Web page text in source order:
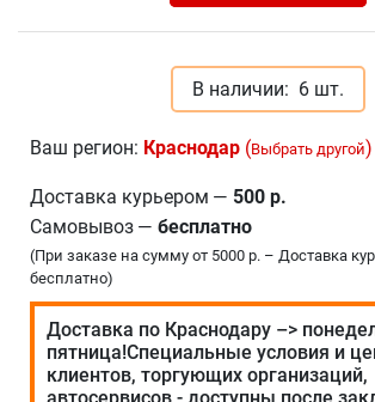
В наличии: 6 шт.
Ваш регион: Краснодар (Выбрать другой)
Доставка курьером — 500 р.
Самовывоз — бесплатно
(При заказе на сумму от 5000 р. – Доставка
бесплатно)
Доставка по Краснодару –>
пятница!Специальные условия и
клиентов, торгующих организаций,